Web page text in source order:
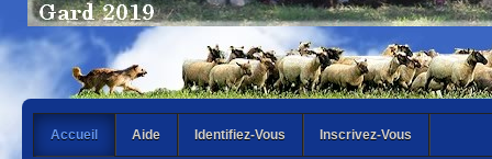
Accueil Aide Identifiez-Vous Inscrivez-Vous